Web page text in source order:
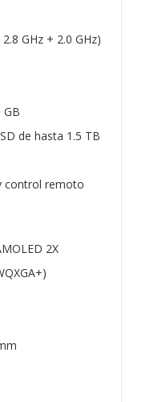
GHz + 2.0 GHz)
de hasta 1.5 TB
control remoto
2X